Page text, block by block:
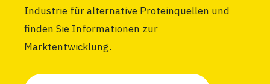
Industrie für alternative Proteinquellen und
finden Sie Informationen zur
Marktentwicklung.